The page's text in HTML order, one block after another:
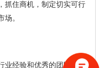
抓住商机，制定切实可行
场。
业经验和优秀的团队合作